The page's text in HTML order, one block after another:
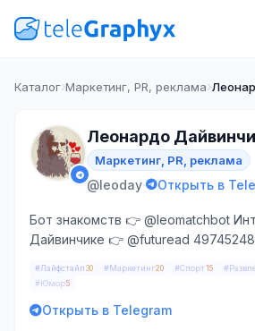
Каталог Маркетинг, PR, реклама
Леонардо
Маркетинг, PR, реклама
@leoday· Открыть в
Бот знакомств 👉 @leomatchbot
Дайвинчике 👉 @futuread
#Лайфстайл 30 #Маркетинг20 #Спорт15
#Юмор5
Открыть в Telegram